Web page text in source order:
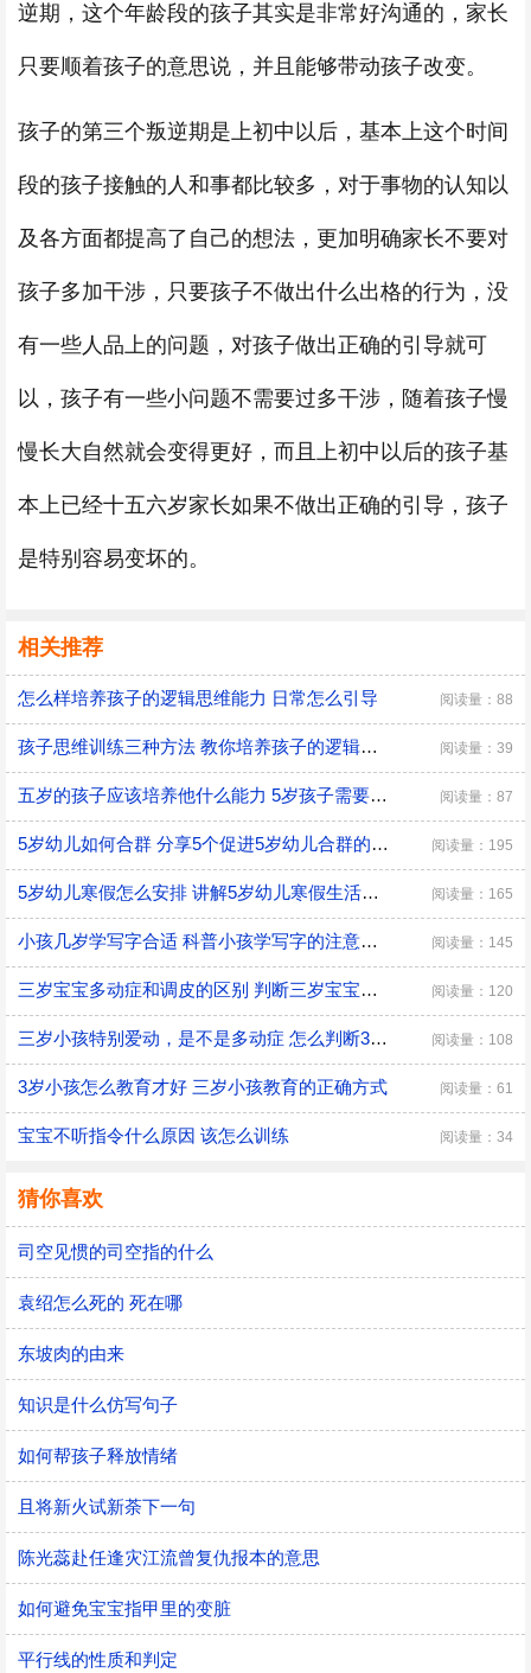
逆期，这个年龄段的孩子其实是非常好沟通的，家长
只要顺着孩子的意思说，并且能够带动孩子改变。
孩子的第三个叛逆期是上初中以后，基本上这个时间
段的孩子接触的人和事都比较多，对于事物的认知以
及各方面都提高了自己的想法，更加明确家长不要对
孩子多加干涉，只要孩子不做出什么出格的行为，没
有一些人品上的问题，对孩子做出正确的引导就可
以，孩子有一些小问题不需要过多干涉，随着孩子慢
慢长大自然就会变得更好，而且上初中以后的孩子基
本上已经十五六岁家长如果不做出正确的引导，孩子
是特别容易变坏的。
相关推荐
怎么样培养孩子的逻辑思维能力 日常怎么引导 阅读量：88
孩子思维训练三种方法 教你培养孩子的逻辑思维 阅读量：39
五岁的孩子应该培养他什么能力 5岁孩子需要培养的能力 阅读量：87
5岁幼儿如何合群 分享5个促进5岁幼儿合群的技巧 阅读量：195
5岁幼儿寒假怎么安排 讲解5岁幼儿寒假生活安排 阅读量：165
小孩几岁学写字合适 科普小孩学写字的注意事项 阅读量：145
三岁宝宝多动症和调皮的区别 判断三岁宝宝是多动症和调皮的方法 阅读量：120
三岁小孩特别爱动，是不是多动症 怎么判断3岁多动症？ 阅读量：108
3岁小孩怎么教育才好 三岁小孩教育的正确方式 阅读量：61
宝宝不听指令什么原因 该怎么训练 阅读量：34
猜你喜欢
司空见惯的司空指的什么
袁绍怎么死的 死在哪
东坡肉的由来
知识是什么仿写句子
如何帮孩子释放情绪
且将新火试新荼下一句
陈光蕊赴任逢灾江流曾复仇报本的意思
如何避免宝宝指甲里的变脏
平行线的性质和判定